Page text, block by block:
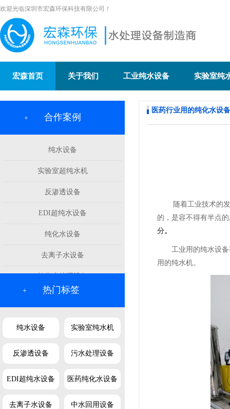
欢迎光临深圳市宏森环保科技有限公司！
宏森首页 关于我们 工业纯水设备 实验室纯
+ 合作案例
纯水设备
实验室超纯水机
反渗透设备
EDI超纯水设备
纯化水设备
去离子水设备
+
热门标签
纯水设备 实验室纯水机
反渗透设备 污水处理设备
EDI超纯水设备 医药纯化水设备
去离子水设备 中水回用设备
医药行业用的纯化水设备
随着工业技术的发
的，是容不得有半点
分。
工业用的纯水设备
用的纯水机。